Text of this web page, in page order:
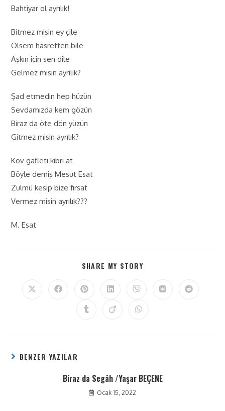
Bahtiyar ol ayrılık!
Bitmez misin ey çile
Ölsem hasretten bile
Aşkın için sen dile
Gelmez misin ayrılık?
Şad etmedin hep hüzün
Sevdamızda kem gözün
Biraz da öte dön yüzün
Gitmez misin ayrılık?
Kov gafleti kibri at
Böyle demiş Mesut Esat
Zulmü kesip bize fırsat
Vermez misin ayrılık???
M. Esat
SHARE MY STORY
BENZER YAZILAR
Biraz da Segâh /Yaşar BEÇENE
Ocak 15, 2022